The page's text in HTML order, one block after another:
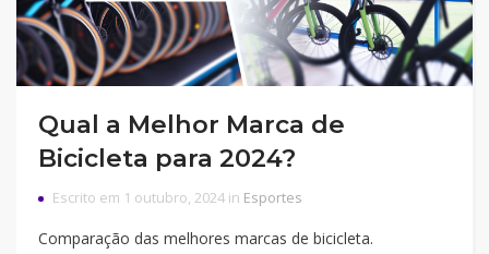
Qual a Melhor Marca de
Bicicleta para 2024?
Escrito em 1 outubro, 2024 in Esportes
Comparação das melhores marcas de bicicleta.